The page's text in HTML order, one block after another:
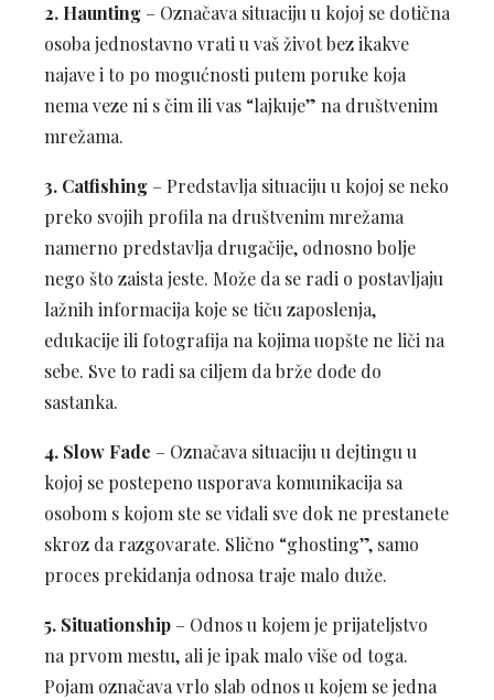
2. Haunting – Označava situaciju u kojoj se dotična
osoba jednostavno vrati u vaš život bez ikakve
najave i to po mogućnosti putem poruke koja
nema veze ni s čim ili vas “lajkuje” na društvenim
mrežama.
3. Catfishing – Predstavlja situaciju u kojoj se neko
preko svojih profila na društvenim mrežama
namerno predstavlja drugačije, odnosno bolje
nego što zaista jeste. Može da se radi o postavljaju
lažnih informacija koje se tiču zaposlenja,
edukacije ili fotografija na kojima uopšte ne liči na
sebe. Sve to radi sa ciljem da brže dođe do
sastanka.
4. Slow Fade – Označava situaciju u dejtingu u
kojoj se postepeno usporava komunikacija sa
osobom s kojom ste se viđali sve dok ne prestanete
skroz da razgovarate. Slično “ghosting”, samo
proces prekidanja odnosa traje malo duže.
5. Situationship – Odnos u kojem je prijateljstvo
na prvom mestu, ali je ipak malo više od toga.
Pojam označava vrlo slab odnos u kojem se jedna